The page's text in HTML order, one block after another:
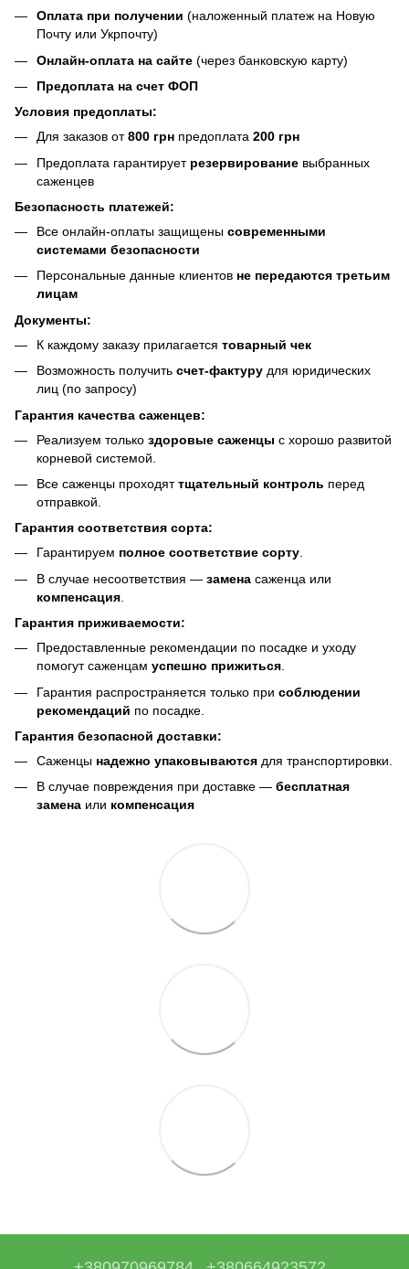
Оплата при получении (наложенный платеж на Новую
Почту или Укрпочту)
Онлайн-оплата на сайте (через банковскую карту)
Предоплата на счет ФОП
Условия предоплаты:
Для заказов от800 грн предоплата 200 грн
Предоплата гарантирует резервирование выбранных
саженцев
Безопасность платежей:
Все онлайн-оплаты защищены современными
системами безопасности
Персональные данные клиентов не передаются третьим
лицам
Документы:
К каждому заказу прилагается товарный чек
Возможность получить счет-фактуру для юридических
лиц (по запросу)
Гарантия качества саженцев:
Реализуем только здоровые саженцы с хорошо развитой
корневой системой.
Все саженцы проходяттщательный контроль перед
отправкой.
Гарантия соответствия сорта:
Гарантируем полное соответствие сорту.
В случае несоответствия — замена саженца или
компенсация
Гарантия приживаемости:
Предоставленные рекомендации по посадке и уходу
помогут саженцам успешно прижиться.
Гарантия распространяется только при соблюдении
рекомендаций по посадке.
Гарантия безопасной доставки:
Саженцы надежно упаковываются для транспортировки.
В случае повреждения при доставке — бесплатная
замена или компенсация